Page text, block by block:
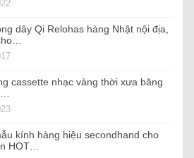
dây Qi Relohas hàng Nhật nội địa,
cassette nhạc vàng thời xưa băng
kính hàng hiệu secondhand cho
HOT…